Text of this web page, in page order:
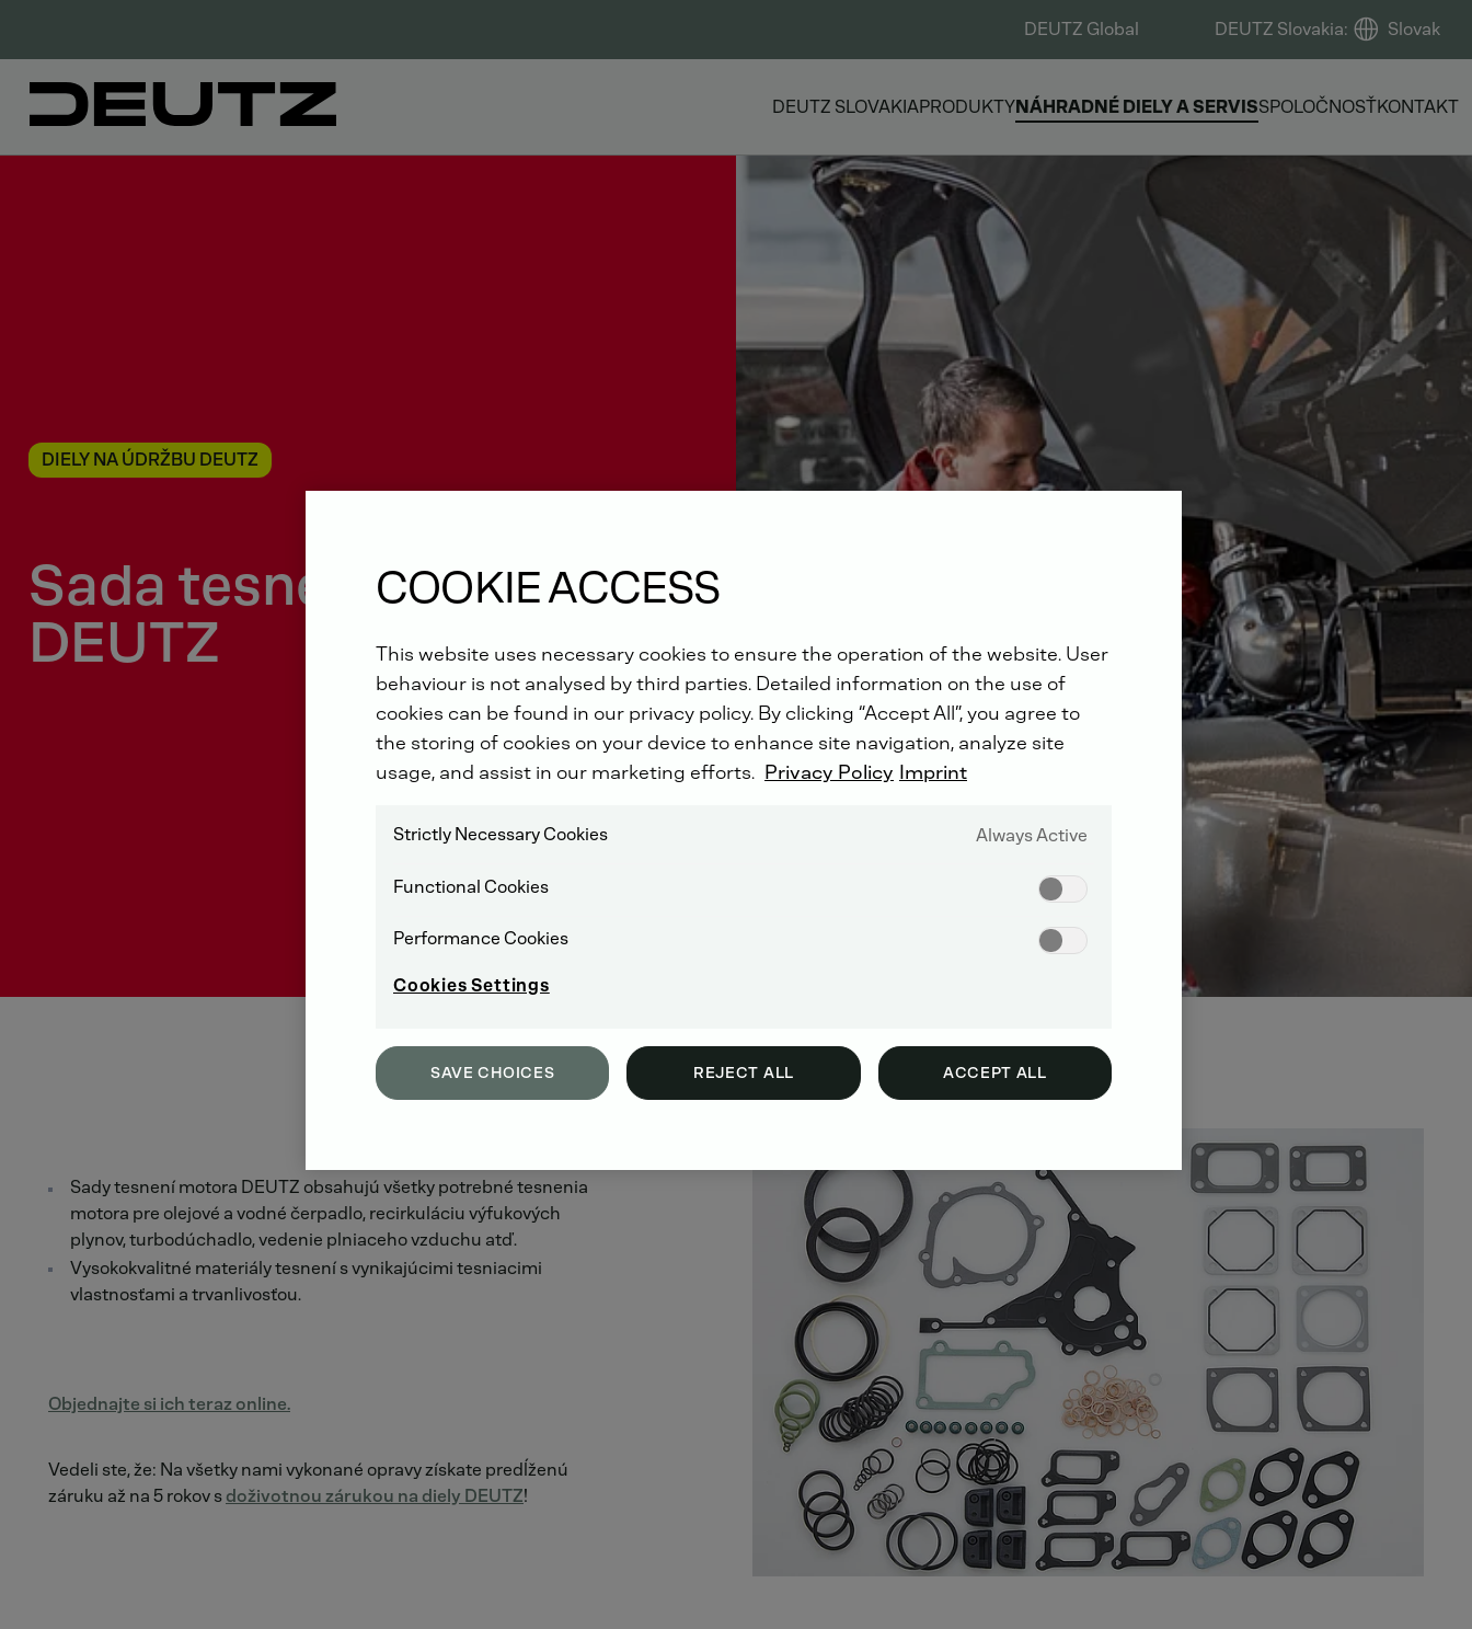
DEUTZ Global DEUTZ Slovakia: Slovak
DEUTZ SLOVAKIAPRODUKTYNÁHRADNÉ DIELY A SERVISSPOLOČNOSŤKONTAKT
DIELY NA ÚDRŽBU DEUTZ
Sada tesnení motora
DEUTZ
Sady tesnení motora DEUTZ obsahujú všetky potrebné tesnenia
motora pre olejové a vodné čerpadlo, recirkuláciu výfukových
plynov, turbodúchadlo, vedenie plniaceho vzduchu atď.
Vysokokvalitné materiály tesnení s vynikajúcimi tesniacimi
vlastnosťami a trvanlivosťou.
Objednajte si ich teraz online.
Vedeli ste, že: Na všetky nami vykonané opravy získate predĺženú
záruku až na 5 rokov s doživotnou zárukou na diely DEUTZ!
COOKIE ACCESS
This website uses necessary cookies to ensure the operation of the website. User
behaviour is not analysed by third parties. Detailed information on the use of
cookies can be found in our privacy policy. By clicking “Accept All”, you agree to
the storing of cookies on your device to enhance site navigation, analyze site
usage, and assist in our marketing efforts. Privacy Policy Imprint
Strictly Necessary Cookies Always Active
Functional Cookies
Performance Cookies
Cookies Settings
SAVE CHOICES REJECT ALL ACCEPT ALL